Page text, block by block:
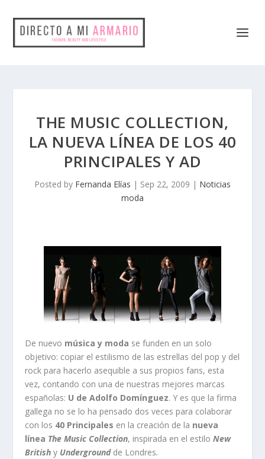
THE MUSIC COLLECTION,
LA NUEVA LÍNEA DE LOS 40
PRINCIPALES Y AD
Posted by Fernanda Elías | Sep 22, 2009 | Noticias
moda
De nuevo música y moda se funden en un solo
objetivo: copiar el estilismo de las estrellas del pop y del
rock para hacerlo asequible a sus propios fans, esta
vez, contando con una de nuestras mejores marcas
españolas: U de Adolfo Domínguez. Y es que la firma
gallega no se lo ha pensado dos veces para colaborar
con los 40 Principales en la creación de la nueva
línea The Music Collection, inspirada en el estiloNew
British y Underground de Londres.